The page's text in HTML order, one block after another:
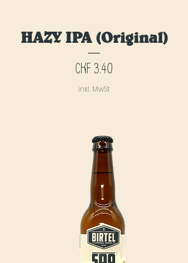
HAZY IPA (Original)
Preis
CHF 3.40
inkl. MwSt